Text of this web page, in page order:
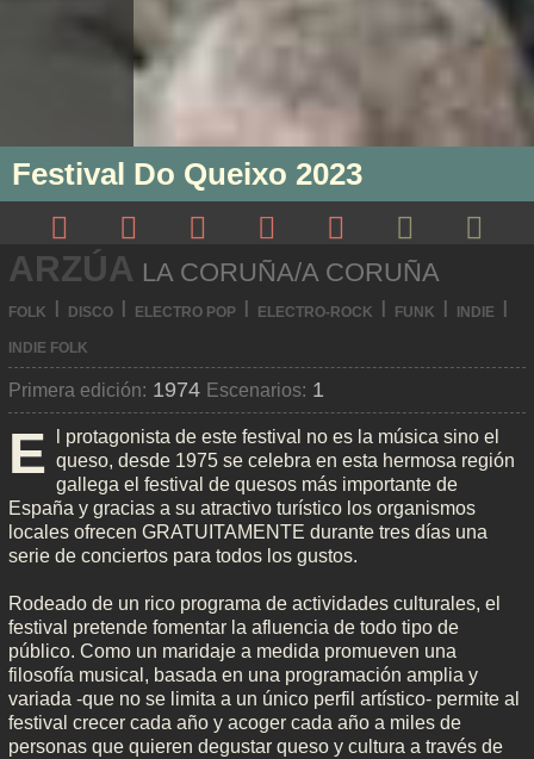
Festival Do Queixo 2023
ARZÚA LA CORUÑA/A CORUÑA
FOLK I DISCO I ELECTRO POP I ELECTRO-ROCK I FUNK I INDIE I
INDIE FOLK
Primera edición: 1974 Escenarios: 1
E
l protagonista de este festival no es la música sino el
queso, desde 1975 se celebra en esta hermosa región
gallega el festival de quesos más importante de
España y gracias a su atractivo turístico los organismos
locales ofrecen GRATUITAMENTE durante tres días una
serie de conciertos para todos los gustos.
Rodeado de un rico programa de actividades culturales, el
festival pretende fomentar la afluencia de todo tipo de
público. Como un maridaje a medida promueven una
filosofía musical, basada en una programación amplia y
variada -que no se limita a un único perfil artístico- permite al
festival crecer cada año y acoger cada año a miles de
personas que quieren degustar queso y cultura a través de